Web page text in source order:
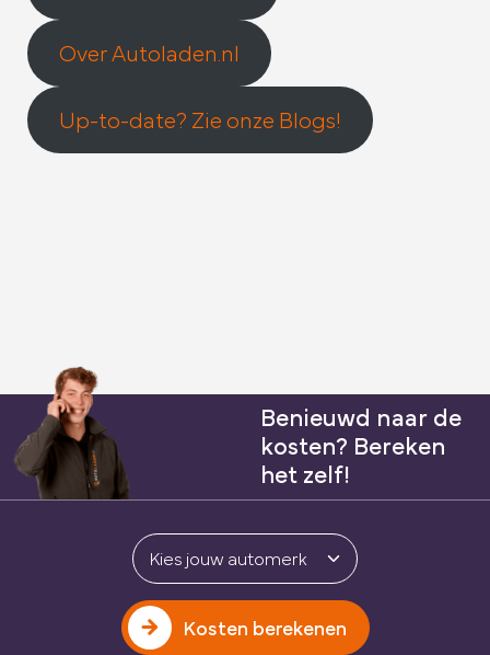
Over Autoladen.nl
Up-to-date? Zie onze Blogs!
Benieuwd naar de
kosten? Bereken
het zelf!
Kosten berekenen